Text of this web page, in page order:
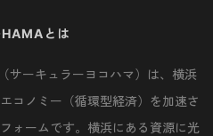
とは
サーキュラーヨコハマ）は、横浜
コノミー（循環型経済）を加速さ
ォームです。横浜にある資源に光